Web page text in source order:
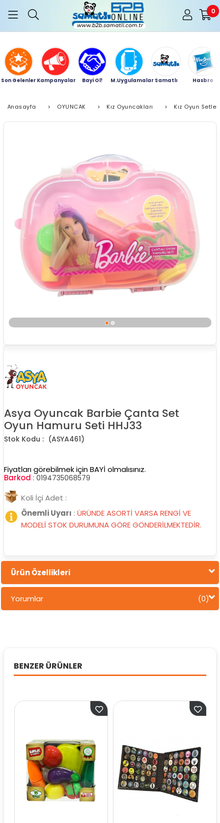
0
Son Gelenler Kampanyalar Bayi Ol! M.Uygulamalar Samatlı Hasbro
Anasayfa > OYUNCAK > Kız Oyuncakları > Kız Oyun Setleri
Asya Oyuncak Barbie Çanta Set
Oyun Hamuru Seti HHJ33
(ASYA461)
Fiyatları görebilmek için BAYİ olmalısınız.
Barkod : 0194735068579
Koli İçi Adet :
Önemli Uyarı : ÜRÜNDE ASORTİ VARSA RENGİ VE
MODELİ STOK DURUMUNA GÖRE GÖNDERİLMEKTEDİR.
Ürün Özellikleri
Yorumlar (0)
BENZER ÜRÜNLER